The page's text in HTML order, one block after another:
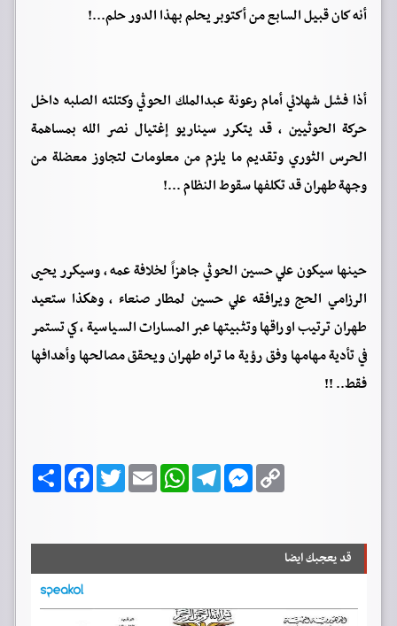
أنه كان قبيل السابع من أكتوبر يحلم بهذا الدور حلم...!
أذا فشل شهلائي أمام رعونة عبدالملك الحوثي وكتلته الصلبه داخل
حركة الحوثيين ، قد يتكرر سيناريو إغتيال نصر الله بمساهمة
الحرس الثوري وتقديم ما يلزم من معلومات لتجاوز معضلة من
وجهة طهران قد تكلفها سقوط النظام ...!
حينها سيكون علي حسين الحوثي جاهزاً لخلافة عمه ، وسيكرر يحيى
الرزامي الحج ويرافقه علي حسين لمطار صنعاء ، وهكذا ستعيد
طهران ترتيب اوراقها وتثبيتها عبر المسارات السياسية ، كي تستمر
في تأدية مهامها وفق رؤية ما تراه طهران ويحقق مصالحها وأهدافها
فقط.. !!
ا
ن
ش
F
a
c
o
k
T
w
i
e
E
m
a
W
h
a
A
p
T
e
l
r
m
M
e
s
n
e
C
o
p
i
kقد يعجبك ايضا